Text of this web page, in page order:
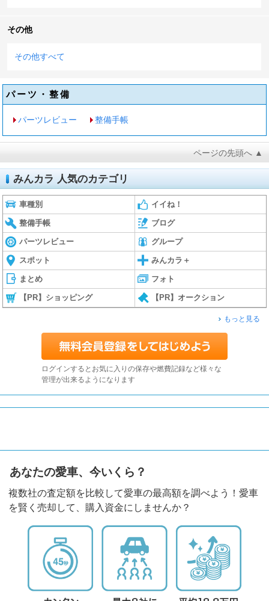
その他
その他すべて
パーツ・整備
パーツレビュー 整備手帳
ページの先頭へ ▲
みんカラ 人気のカテゴリ
車種別 イイね！
整備手帳 ブログ
パーツレビュー グループ
スポット みんカラ＋
まとめ フォト
【PR】ショッピング 【PR】オークション
もっと見る
ログインするとお気に入りの保存や燃費記録など様々な
管理が出来るようになります
あなたの愛車、今いくら？
複数社の査定額を比較して愛車の最高額を調べよう！愛車
を賢く売却して、購入資金にしませんか？